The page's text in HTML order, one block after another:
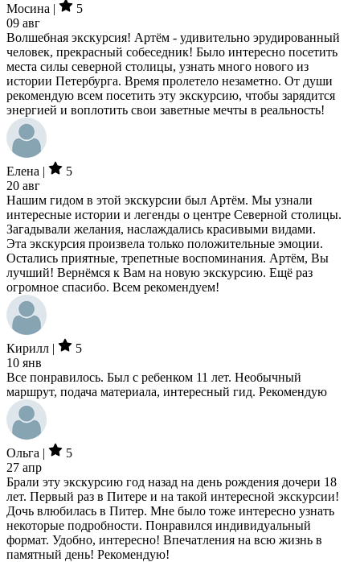
Мосина |
5
09 авг
Волшебная экскурсия! Артём - удивительно эрудированный
человек, прекрасный собеседник! Было интересно посетить
места силы северной столицы, узнать много нового из
истории Петербурга. Время пролетело незаметно. От души
рекомендую всем посетить эту экскурсию, чтобы зарядится
энергией и воплотить свои заветные мечты в реальность!
Елена |
5
20 авг
Нашим гидом в этой экскурсии был Артём. Мы узнали
интересные истории и легенды о центре Северной столицы.
Загадывали желания, наслаждались красивыми видами.
Эта экскурсия произвела только положительные эмоции.
Остались приятные, трепетные воспоминания. Артëм, Вы
лучший! Вернёмся к Вам на новую экскурсию. Ещё раз
огромное спасибо. Всем рекомендуем!
Кирилл |
5
10 янв
Все понравилось. Был с ребенком 11 лет. Необычный
маршрут, подача материала, интересный гид. Рекомендую
Ольга |
5
27 апр
Брали эту экскурсию год назад на день рождения дочери 18
лет. Первый раз в Питере и на такой интересной экскурсии!
Дочь влюбилась в Питер. Мне было тоже интересно узнать
некоторые подробности. Понравился индивидуальный
формат. Удобно, интересно! Впечатления на всю жизнь в
памятный день! Рекомендую!